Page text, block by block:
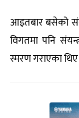
आइतबार बसेको
विगतमा पनि
स्मरण गराएका थिए